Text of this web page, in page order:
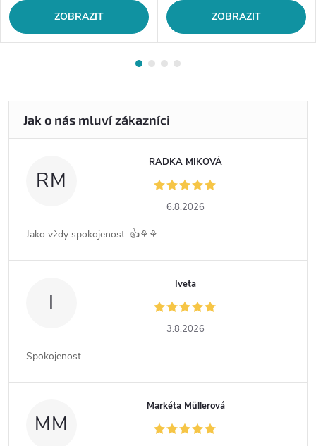
ZOBRAZIT ZOBRAZIT
RM
RADKA MIKOVÁ
6.8.2026
Jako vždy spokojenost .👍⚘️⚘️
I
Iveta
3.8.2026
Spokojenost
MM
Markéta Müllerová